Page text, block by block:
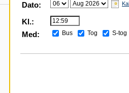
Dato:
Kl.:
Med:
Bus Tog S-tog